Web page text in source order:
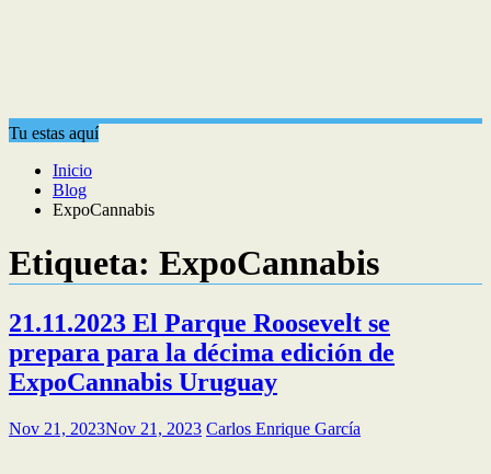
Tu estas aquí
Inicio
Blog
ExpoCannabis
Etiqueta: ExpoCannabis
21.11.2023 El Parque Roosevelt se
prepara para la décima edición de
ExpoCannabis Uruguay
Nov 21, 2023Nov 21, 2023 Carlos Enrique García